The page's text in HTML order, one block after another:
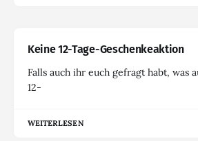
Keine 12-Tage-Geschenkeaktion
Falls auch ihr euch gefragt habt, was
12-
WEITERLESEN